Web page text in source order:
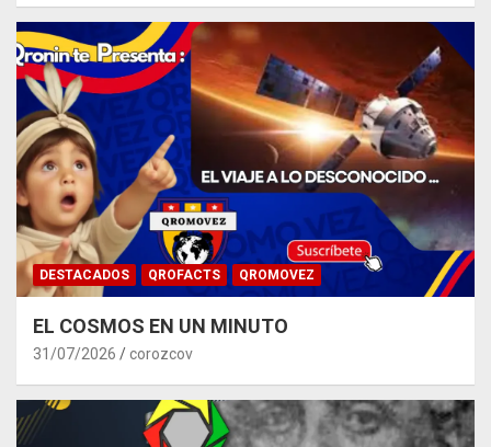
DESTACADOS QROFACTS QROMOVEZ
EL COSMOS EN UN MINUTO
31/07/2026 corozcov